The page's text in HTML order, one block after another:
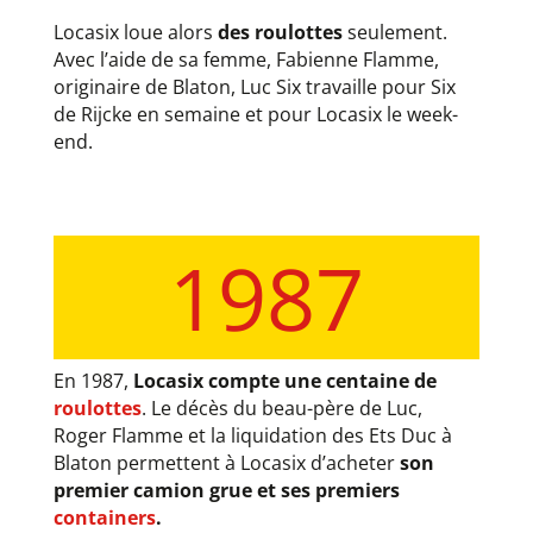
Locasix loue alors des roulottesseulement.
Avec l’aide de sa femme, Fabienne Flamme,
originaire de Blaton, Luc Six travaille pour Six
de Rijcke en semaine et pour Locasix le week-
end.
1987
En 1987, Locasix compte une centaine de
roulottes. Le décès du beau-père de Luc,
Roger Flamme et la liquidation des Ets Duc à
Blaton permettent à Locasix d’acheterson
premier camion grue et ses premiers
containers.